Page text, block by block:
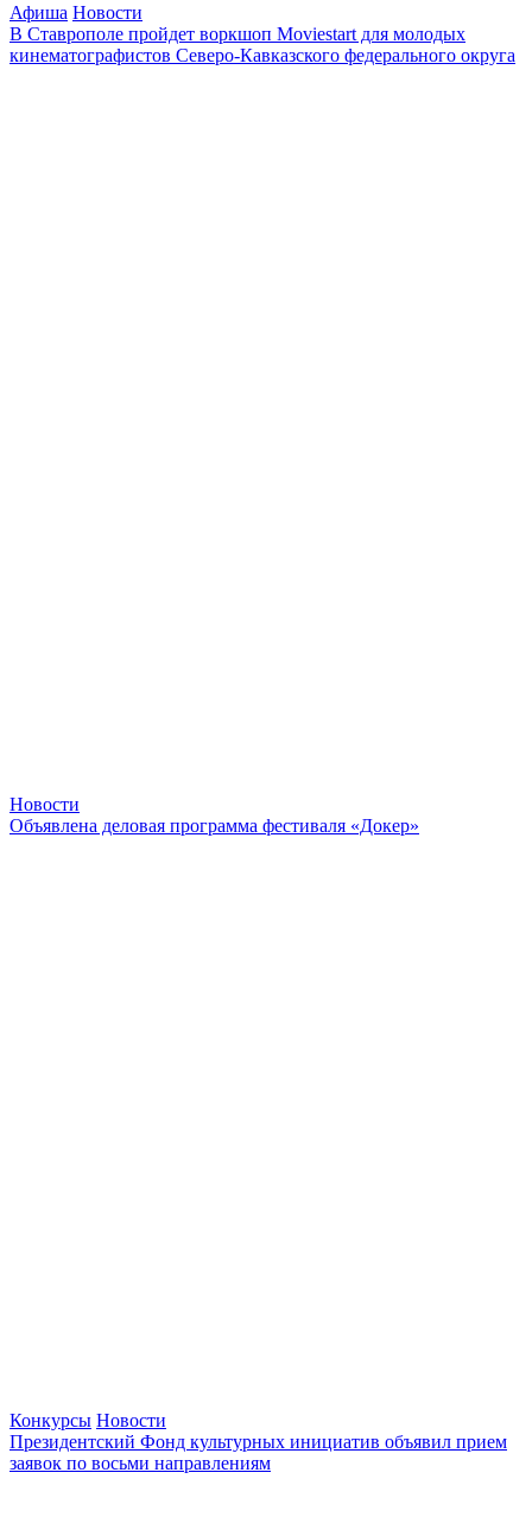
Афиша Новости
В Ставрополе пройдет воркшоп Moviestart для молодых
кинематографистов Cеверо-Кавказского федерального округа
Новости
Объявлена деловая программа фестиваля «Докер»
Конкурсы Новости
Президентский Фонд культурных инициатив объявил прием
заявок по восьми направлениям